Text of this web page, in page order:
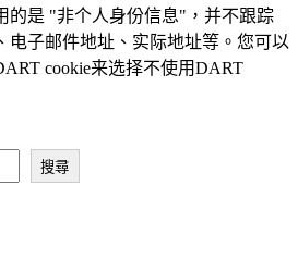
的是 "非个人身份信息"，并不跟踪
电子邮件地址、实际地址等。您可以
cookie来选择不使用DART
搜尋